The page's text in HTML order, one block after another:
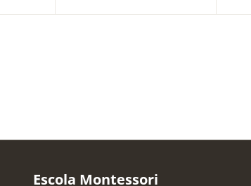
Escola Montessori